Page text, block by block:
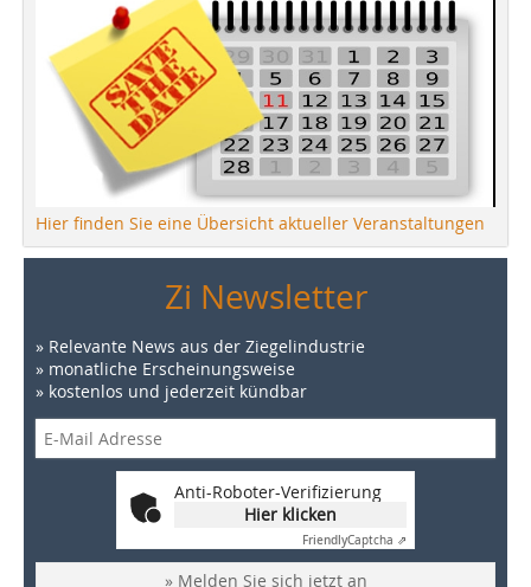
Hier finden Sie eine Übersicht aktueller Veranstaltungen
Zi Newsletter
» Relevante News aus der Ziegelindustrie
» monatliche Erscheinungsweise
» kostenlos und jederzeit kündbar
Anti-Roboter-Verifizierung
Hier klicken
FriendlyCaptcha ⇗
» Melden Sie sich jetzt an